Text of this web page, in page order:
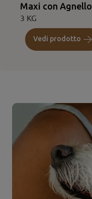
Maxi con Agnello
3 KG